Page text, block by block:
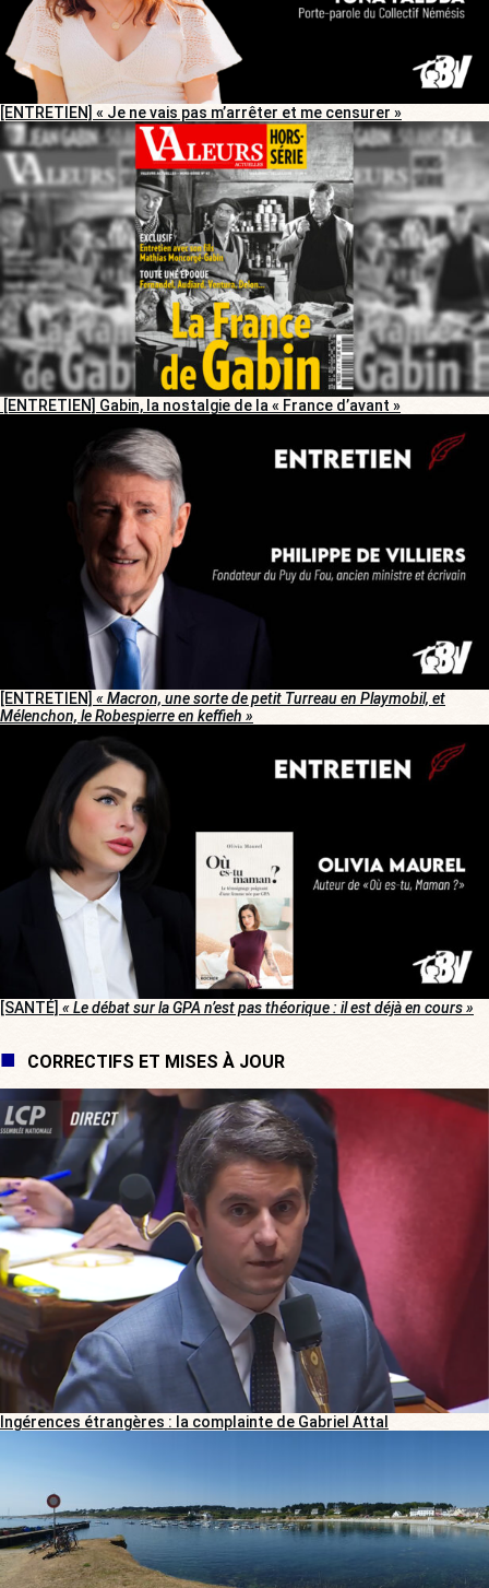
[ENTRETIEN] « Je ne vais pas m’arrêter et me censurer »
[ENTRETIEN] Gabin, la nostalgie de la « France d’avant »
[ENTRETIEN] « Macron, une sorte de petit Turreau en Playmobil, et
Mélenchon, le Robespierre en keffieh »
[SANTÉ] « Le débat sur la GPA n’est pas théorique : il est déjà en cours »
CORRECTIFS ET MISES À JOUR
Ingérences étrangères : la complainte de Gabriel Attal